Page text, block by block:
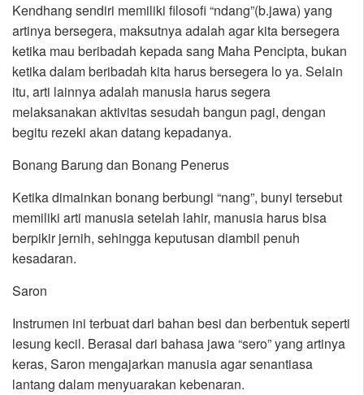
Kendhang sendiri memiliki filosofi “ndang”(b.jawa) yang
artinya bersegera, maksutnya adalah agar kita bersegera
ketika mau beribadah kepada sang Maha Pencipta, bukan
ketika dalam beribadah kita harus bersegera lo ya. Selain
itu, arti lainnya adalah manusia harus segera
melaksanakan aktivitas sesudah bangun pagi, dengan
begitu rezeki akan datang kepadanya.
Bonang Barung dan Bonang Penerus
Ketika dimainkan bonang berbungi “nang”, bunyi tersebut
memiliki arti manusia setelah lahir, manusia harus bisa
berpikir jernih, sehingga keputusan diambil penuh
kesadaran.
Saron
Instrumen ini terbuat dari bahan besi dan berbentuk seperti
lesung kecil. Berasal dari bahasa jawa “sero” yang artinya
keras, Saron mengajarkan manusia agar senantiasa
lantang dalam menyuarakan kebenaran.